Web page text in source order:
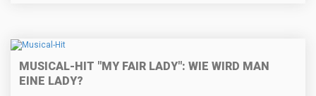
MUSICAL-HIT "MY FAIR LADY": WIE WIRD MAN
EINE LADY?